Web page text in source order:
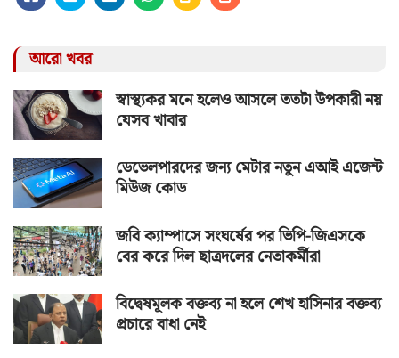
আরো খবর
স্বাস্থ্যকর মনে হলেও আসলে ততটা উপকারী নয়
যেসব খাবার
ডেভেলপারদের জন্য মেটার নতুন এআই এজেন্ট
মিউজ কোড
জবি ক্যাম্পাসে সংঘর্ষের পর ভিপি-জিএসকে
বের করে দিল ছাত্রদলের নেতাকর্মীরা
বিদ্বেষমূলক বক্তব্য না হলে শেখ হাসিনার বক্তব্য
প্রচারে বাধা নেই